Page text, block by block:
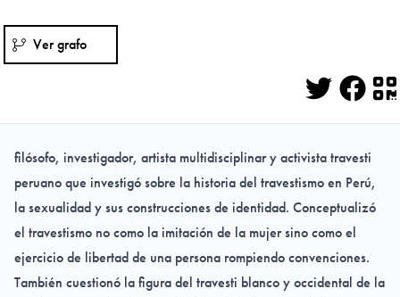
Ver grafo
Twitter
filósofo, investigador, artista multidisciplinar y activista travesti
peruano que investigó sobre la historia del travestismo en Perú,
la sexualidad y sus construcciones de identidad. Conceptualizó
el travestismo no como la imitación de la mujer sino como el
ejercicio de libertad de una persona rompiendo convenciones.
También cuestionó la figura del travesti blanco y occidental de la